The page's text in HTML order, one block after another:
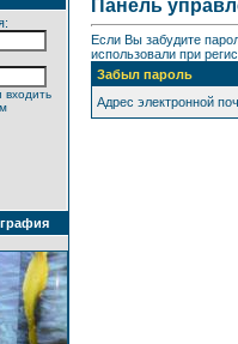
входить
Панель
Если Вы забудите
использовали при
Забыл пароль
Адрес электронной